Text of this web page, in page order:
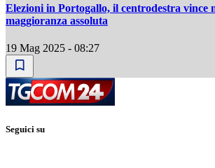
Elezioni in Portogallo, il centrodestra vince
maggioranza assoluta
19 Mag 2025 - 08:27
Seguici su